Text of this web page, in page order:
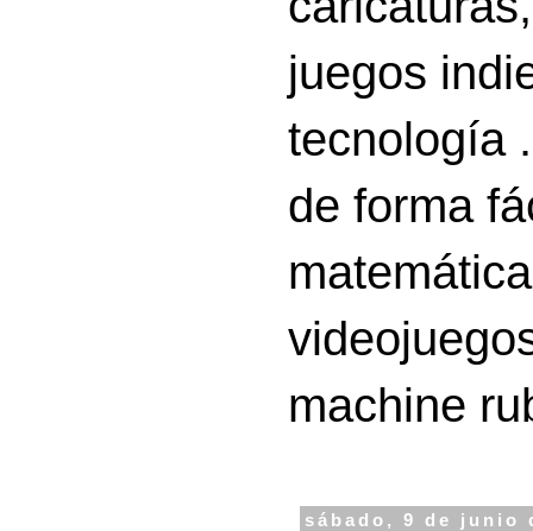
juegos
tecnología
de forma
machine
sábado, 9 de junio